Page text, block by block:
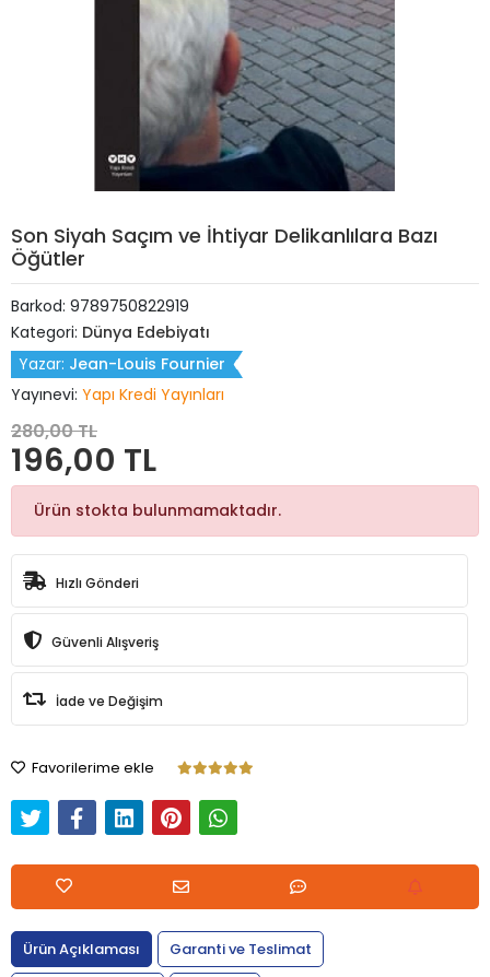
Son Siyah Saçım ve İhtiyar Delikanlılara Bazı
Öğütler
Barkod: 9789750822919
Kategori: Dünya Edebiyatı
Yazar: Jean-Louis Fournier
Yayınevi: Yapı Kredi Yayınları
280,00 TL
196,00 TL
Ürün stokta bulunmamaktadır.
Hızlı Gönderi
Güvenli Alışveriş
İade ve Değişim
Favorilerime ekle
Ürün Açıklaması
Garanti ve Teslimat